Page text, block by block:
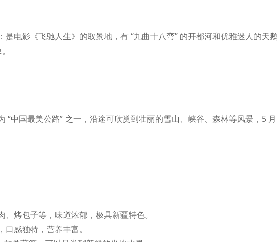
：是电影《飞驰人生》的取景地，有“九曲十八弯” 的开都河和优雅迷人的天
“中国最美公路” 之一，沿途可欣赏到壮丽的雪山、峡谷、森林等风景，5
、烤包子等，味道浓郁，极具新疆特色。
口感独特，营养丰富。